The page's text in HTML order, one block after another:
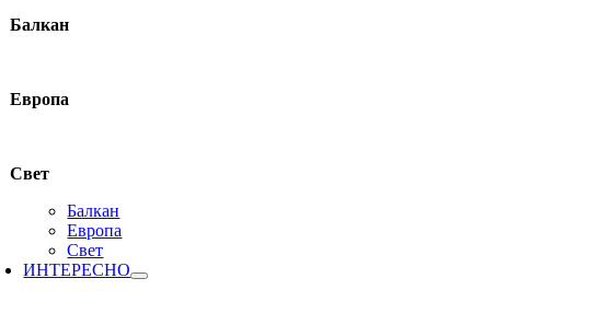
Балкан
Европа
Свет
Балкан
Европа
Свет
ИНТЕРЕСНО